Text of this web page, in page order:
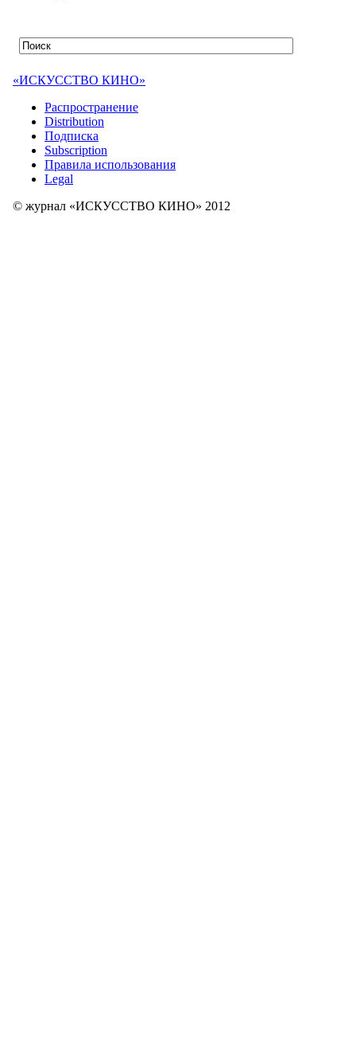
«ИСКУССТВО КИНО»
Распространение
Distribution
Подписка
Subscription
Правила использования
Legal
© журнал «ИСКУССТВО КИНО» 2012